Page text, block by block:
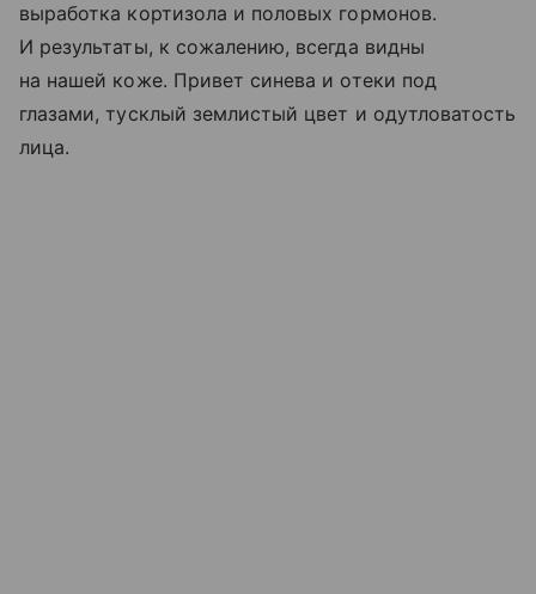
выработка кортизола и половых гормонов.
И результаты, к сожалению, всегда видны
на нашей коже. Привет синева и отеки под
глазами, тусклый землистый цвет и одутловатость
лица.